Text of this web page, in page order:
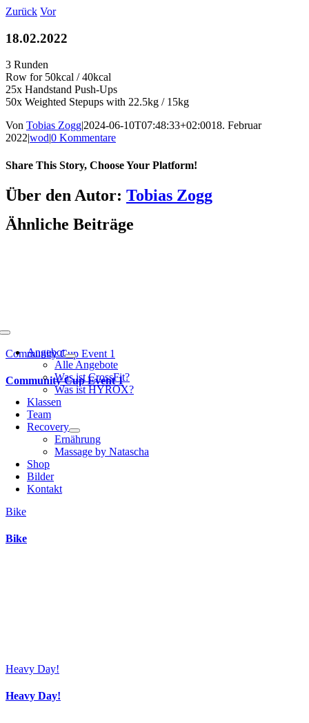
Zum
springen
Toggle
NavigationAngebot
Alle Angebote
Was ist CrossFit?
Was ist HYROX?
Klassen
Team
Recovery
Ernährung
Massage by Natascha
Shop
Bilder
Kontakt
Zurück Vor
18.02.2022
3 Runden
Row for 50kcal / 40kcal
25x Handstand Push-Ups
50x Weighted Stepups with 22.5kg / 15kg
Von Tobias Zogg|2024-06-10T07:48:33+02:0018. Februar
2022|wod|0 Kommentare
Share This Story, Choose Your Platform!
Facebook
LinkedIn
WhatsApp
Telegram
Tumblr
Pinterest
Vk
Xing
E-
Mail
Über den Autor: Tobias Zogg
Ähnliche Beiträge
Community Cup Event 1
Community Cup Event 1
Bike
Bike
Heavy Day!
Heavy Day!